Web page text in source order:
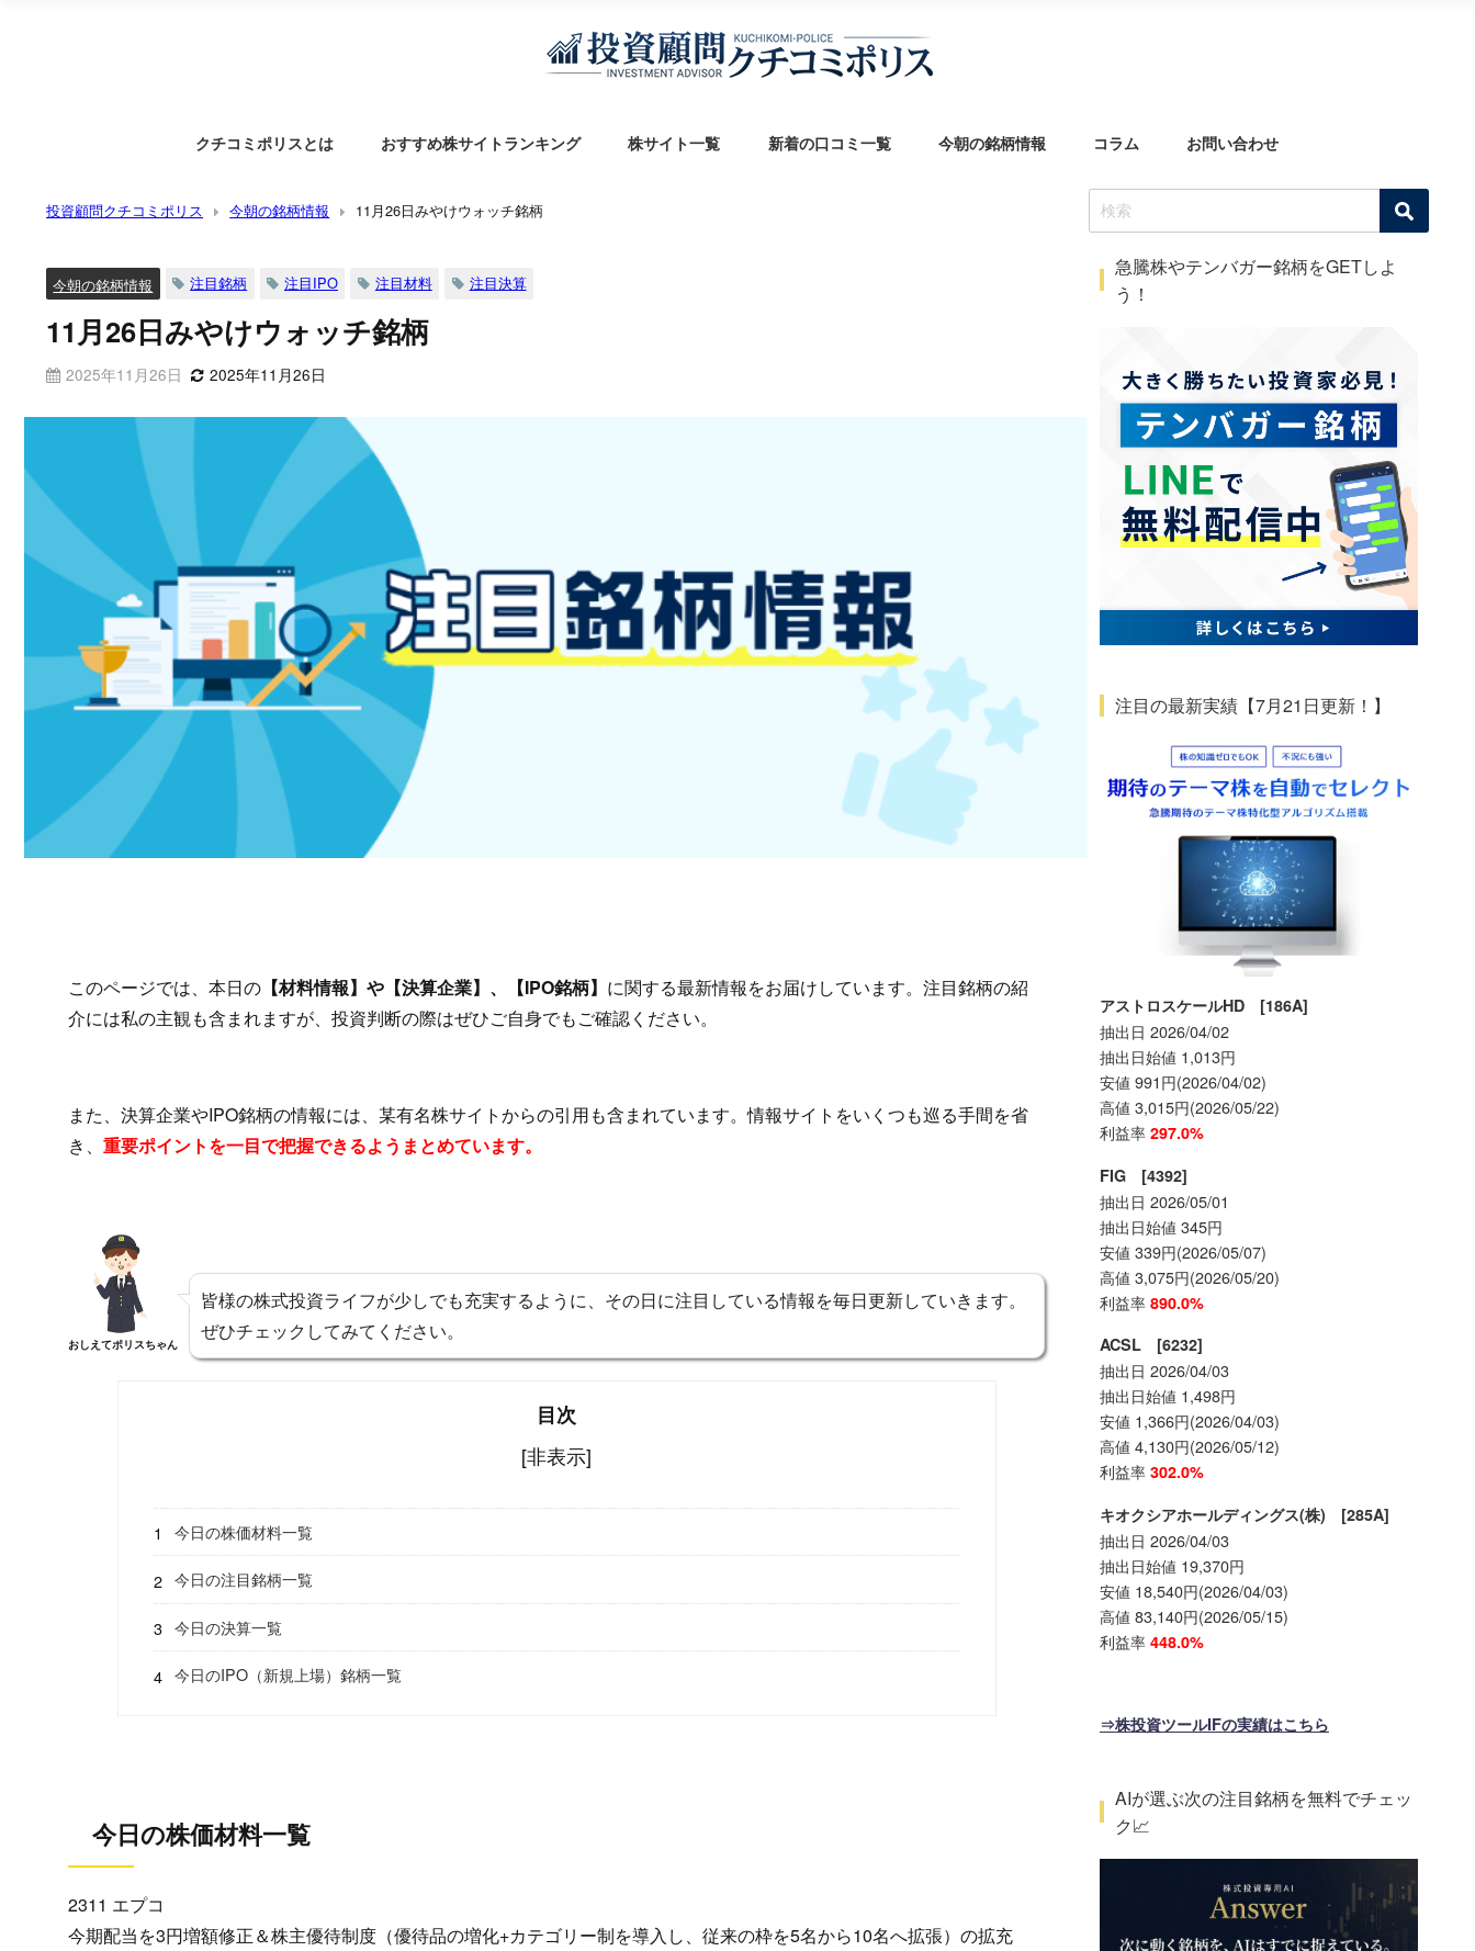
クチコミポリスとは おすすめ株サイトランキング 株サイト一覧 新着の口コミ一覧 今朝の銘柄情報 コラム お問い合わせ
投資顧問クチコミポリス 今朝の銘柄情報 11月26日みやけウォッチ銘柄
今朝の銘柄情報 注目銘柄 注目IPO 注目材料 注目決算
11月26日みやけウォッチ銘柄
2025年11月26日 2025年11月26日
このページでは、本日の 【材料情報】や【決算企業】、【IPO銘柄】 に関する最新情報をお届けしています。注目銘柄の紹
介には私の主観も含まれますが、投資判断の際はぜひご自身でもご確認ください。
また、決算企業やIPO銘柄の情報には、某有名株サイトからの引用も含まれています。情報サイトをいくつも巡る手間を省
き、 重要ポイントを一目で把握できるようまとめています。
おしえてポリスちゃん
皆様の株式投資ライフが少しでも充実するように、その日に注目している情報を毎日更新していきます。
ぜひチェックしてみてください。
目次
[非表示]
今日の株価材料一覧
今日の注目銘柄一覧
今日の決算一覧
今日のIPO（新規上場）銘柄一覧
今日の株価材料一覧
2311 エプコ
今期配当を3円増額修正＆株主優待制度（優待品の増化+カテゴリー制を導入し、従来の枠を5名から10名へ拡張）の拡充
急騰株やテンバガー銘柄をGETしよ
う！
注目の最新実績【7月21日更新！】
アストロスケールHD [186A]
抽出日 2026/04/02
抽出日始値 1,013円
安値 991円(2026/04/02)
高値 3,015円(2026/05/22)
利益率 297.0%
FIG [4392]
抽出日 2026/05/01
抽出日始値 345円
安値 339円(2026/05/07)
高値 3,075円(2026/05/20)
利益率 890.0%
ACSL [6232]
抽出日 2026/04/03
抽出日始値 1,498円
安値 1,366円(2026/04/03)
高値 4,130円(2026/05/12)
利益率 302.0%
キオクシアホールディングス(株) [285A]
抽出日 2026/04/03
抽出日始値 19,370円
安値 18,540円(2026/04/03)
高値 83,140円(2026/05/15)
利益率 448.0%
⇒株投資ツールIFの実績はこちら
AIが選ぶ次の注目銘柄を無料でチェッ
ク📈